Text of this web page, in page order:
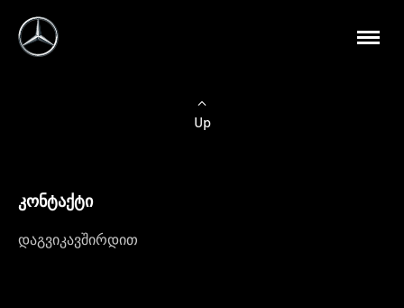
Up
კონტაქტი
დაგვიკავშირდით